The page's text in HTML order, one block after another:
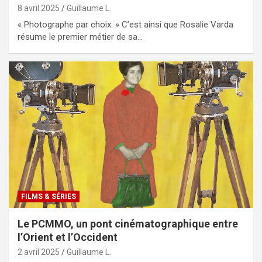
8 avril 2025 Guillaume L.
« Photographe par choix. » C’est ainsi que Rosalie Varda
résume le premier métier de sa…
FILMS & SÉRIES
Le PCMMO, un pont cinématographique entre
l’Orient et l’Occident
2 avril 2025 Guillaume L.